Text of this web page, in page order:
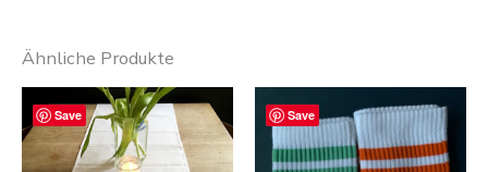
Ähnliche Produkte
Save Save
weist